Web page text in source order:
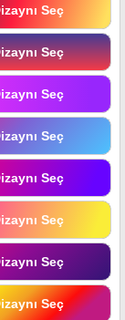
Seç
Seç
Seç
Seç
Seç
Seç
Seç
Seç